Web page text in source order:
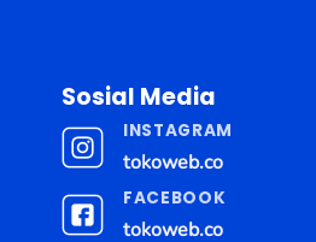
Sosial Media
INSTAGRAM
tokoweb.co
FACEBOOK
tokoweb.co